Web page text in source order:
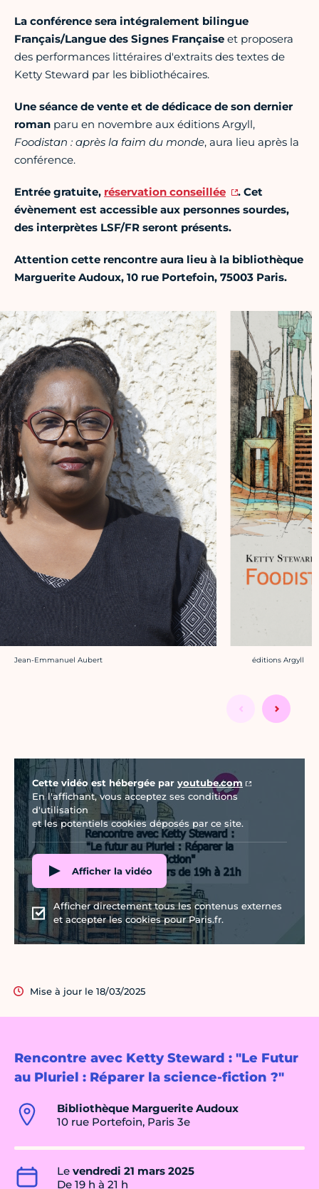
Rencontre avec Ketty Steward : "Le Futur
au Pluriel : Réparer la science-fiction ?"
Bibliothèque Marguerite Audoux
10 rue Portefoin, Paris 3e
Le vendredi 21 mars 2025
De 19 h à 21 h
La conférence sera intégralement bilingue
Français/Langue des Signes Française et proposera
des performances littéraires d'extraits des textes de
Ketty Steward par les bibliothécaires.
Une séance de vente et de dédicace de son dernier
roman paru en novembre aux éditions Argyll,
Foodistan : après la faim du monde, aura lieu après la
conférence.
Entrée gratuite, réservation conseillée
. Cet
évènement est accessible aux personnes sourdes,
des interprètes LSF/FR seront présents.
Attention cette rencontre aura lieu à la bibliothèque
Marguerite Audoux, 10 rue Portefoin, 75003 Paris.
Crédit photo :
Jean-Emmanuel Aubert Crédit photo :
éditions Argyll
Vidéo Youtube
Cette vidéo est hébergée par youtube.com
En l'affichant, vous acceptez ses conditions
d'utilisation
et les potentiels cookies déposés par ce site.
Afficher la vidéo
Afficher directement tous les contenus externes
et accepter les cookies pour Paris.fr.
Mise à jour le 18/03/2025